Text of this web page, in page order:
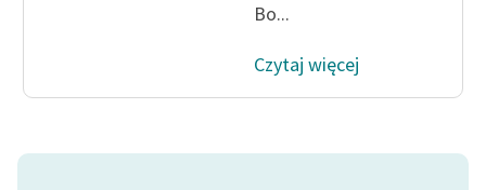
Kolekcje edukacyjne
do domeny publicznej,
Bo...
Czytaj więcej